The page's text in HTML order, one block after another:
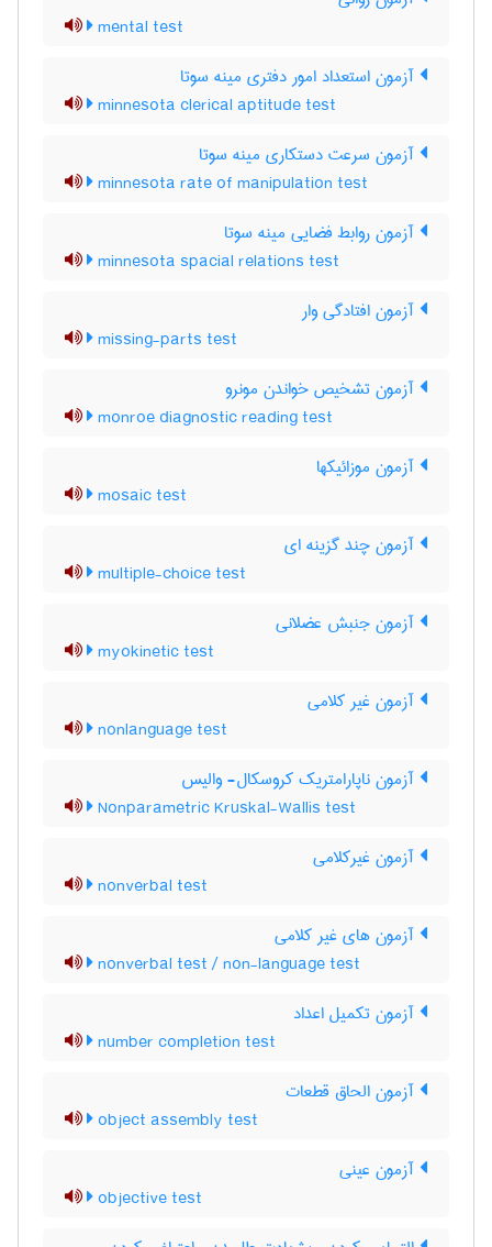
mental test
آزمون استعداد امور دفتری مینه سوتا
minnesota clerical aptitude test
آزمون سرعت دستکاری مینه سوتا
minnesota rate of manipulation test
آزمون روابط فضایی مینه سوتا
minnesota spacial relations test
آزمون افتادگی وار
missing-parts test
آزمون تشخیص خواندن مونرو
monroe diagnostic reading test
آزمون موزائیکها
mosaic test
آزمون چند گزینه ای
multiple-choice test
آزمون جنبش عضلانی
myokinetic test
آزمون غیر کلامی
nonlanguage test
آزمون ناپارامتریک کروسکال- والیس
Nonparametric Kruskal-Wallis test
آزمون غیرکلامی
nonverbal test
آزمون های غیر کلامی
nonverbal test / non-language test
آزمون تکمیل اعداد
number completion test
آزمون الحاق قطعات
object assembly test
آزمون عینی
objective test